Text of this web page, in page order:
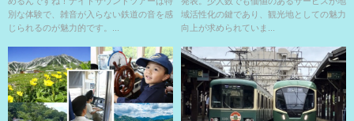
別な体験で、雑音が入らない鉄道の音を感
じられるのが魅力的です。...
域活性化の鍵であり、観光地としての魅力
向上が求められていま...